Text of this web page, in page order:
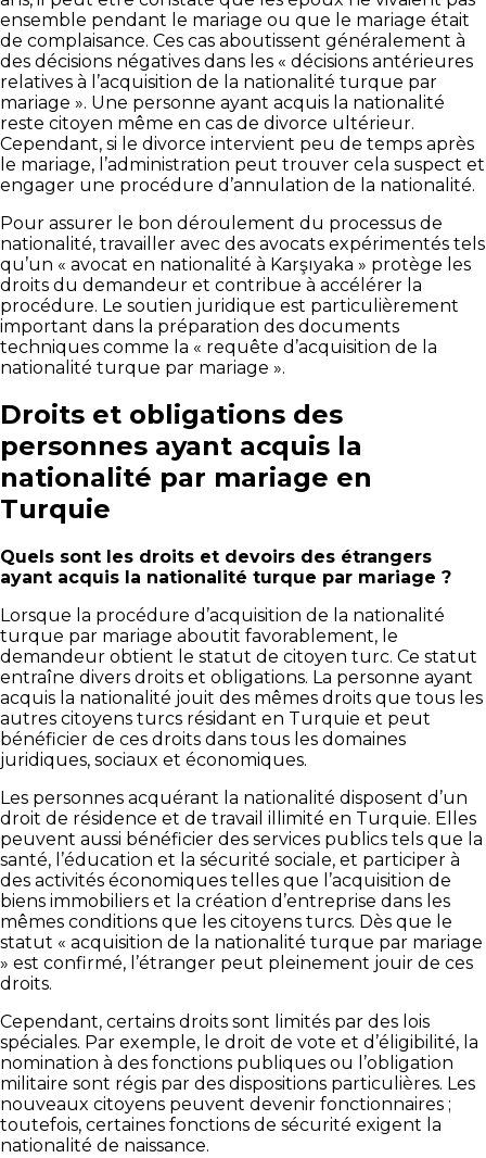
ensemble pendant le mariage ou que le mariage était
de complaisance. Ces cas aboutissent généralement à
des décisions négatives dans les « décisions antérieures
relatives à l’acquisition de la nationalité turque par
mariage ». Une personne ayant acquis la nationalité
reste citoyen même en cas de divorce ultérieur.
Cependant, si le divorce intervient peu de temps après
le mariage, l’administration peut trouver cela suspect et
engager une procédure d’annulation de la nationalité.
Pour assurer le bon déroulement du processus de
nationalité, travailler avec des avocats expérimentés tels
qu’un « avocat en nationalité à Karşıyaka » protège les
droits du demandeur et contribue à accélérer la
procédure. Le soutien juridique est particulièrement
important dans la préparation des documents
techniques comme la « requête d’acquisition de la
nationalité turque par mariage ».
Droits et obligations des
personnes ayant acquis la
nationalité par mariage en
Turquie
Quels sont les droits et devoirs des étrangers
ayant acquis la nationalité turque par mariage ?
Lorsque la procédure d’acquisition de la nationalité
turque par mariage aboutit favorablement, le
demandeur obtient le statut de citoyen turc. Ce statut
entraîne divers droits et obligations. La personne ayant
acquis la nationalité jouit des mêmes droits que tous les
autres citoyens turcs résidant en Turquie et peut
bénéficier de ces droits dans tous les domaines
juridiques, sociaux et économiques.
Les personnes acquérant la nationalité disposent d’un
droit de résidence et de travail illimité en Turquie. Elles
peuvent aussi bénéficier des services publics tels que la
santé, l’éducation et la sécurité sociale, et participer à
des activités économiques telles que l’acquisition de
biens immobiliers et la création d’entreprise dans les
mêmes conditions que les citoyens turcs. Dès que le
statut « acquisition de la nationalité turque par mariage
» est confirmé, l’étranger peut pleinement jouir de ces
droits.
Cependant, certains droits sont limités par des lois
spéciales. Par exemple, le droit de vote et d’éligibilité, la
nomination à des fonctions publiques ou l’obligation
militaire sont régis par des dispositions particulières. Les
nouveaux citoyens peuvent devenir fonctionnaires ;
toutefois, certaines fonctions de sécurité exigent la
nationalité de naissance.